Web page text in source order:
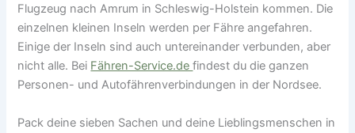
Die besonderen Halligen, kleine Inseln, die
regelmäßig überschwemmt werden.
Einer der meistbefahrenen künstlichen
Wasserstraßen, der Nord-Ostsee-Kanal, der
Maritimen Städte wie Kiel mit einer der größten
Flugzeug nach Amrum in Schleswig-Holstein kommen. Die
einzelnen kleinen Inseln werden per Fähre angefahren.
Einige der Inseln sind auch untereinander verbunden, aber
nicht alle. Bei Fähren-Service.defindest du die ganzen
Personen- und Autofährenverbindungen in der Nordsee.
Pack deine sieben Sachen und deine Lieblingsmenschen in